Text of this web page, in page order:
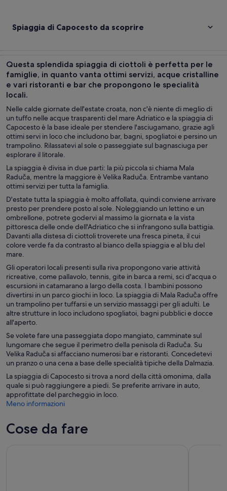
Spiaggia di Capocesto da scoprire
Questa splendida spiaggia di ciottoli è perfetta per le
famiglie, in quanto vanta ottimi servizi, acque cristalline
e vari ristoranti e bar che propongono le specialità
locali.
Nelle calde giornate dell'estate croata, non c'è niente di meglio di
un tuffo nelle acque trasparenti del mare Adriatico e la spiaggia di
Capocesto è la base ideale per stendere l'asciugamano, grazie agli
ottimi servi in loco che includono bar, bagni, spogliatoi e persino un
trampolino. Rilassatevi al sole o passeggiate sul bagnasciuga per
esplorare il litorale.
La spiaggia è divisa in due parti: la più piccola si chiama Mala
Raduča, mentre la maggiore è Velika Raduča. Entrambe vantano
ottimi servizi per tutta la famiglia.
D'estate tutta la spiaggia è molto affollata, quindi conviene arrivare
presto per prendere posto al sole. Noleggiando un lettino e un
ombrellone, potrete godervi al massimo la giornata e la vista
pittoresca delle onde dell'Adriatico che si infrangono sulla battigia.
Davanti alla distesa di ciottoli troverete una fresca pineta, il cui
colore verde fa da contrasto al bianco della spiaggia e al blu del
mare.
Gli operatori locali presenti sulla riva propongono varie attività
ricreative, come pallavolo, tennis, gite in barca a remi, sci d'acqua o
escursioni in catamarano a largo della costa. I bambini possono
divertirsi in un parco giochi in loco. La spiaggia di Mala Raduča offre
un trampolino per tuffarsi e un servizio massaggi per gli adulti. Le
altre strutture in loco includono spogliatoi, bagni pubblici e docce
all'aperto.
Se volete fare una passeggiata dopo mangiato, camminate sul
lungomare che segue il perimetro della penisola di Raduča. Su
Velika Raduča si affacciano numerosi bar e ristoranti. Concedetevi
un pranzo o una cena a base delle specialità tipiche della Dalmazia.
La spiaggia di Capocesto si trova a nord della città omonima, dalla
quale si può raggiungere a piedi. Se preferite arrivare in auto,
approfittate del parcheggio in loco.
Meno informazioni
Cose da fare